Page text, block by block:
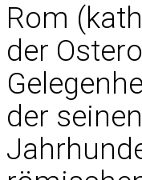
Rom
der
der